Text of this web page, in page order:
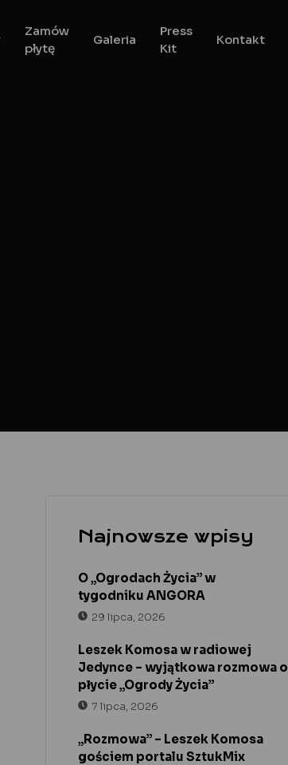
Zamów
płytę
Galeria
Press
Kit
Kontakt
Najnowsze wpisy
O „Ogrodach Życia” w
tygodniku ANGORA
29 lipca, 2026
Leszek Komosa w radiowej
Jedynce – wyjątkowa rozmowa o
płycie „Ogrody Życia”
7 lipca, 2026
„Rozmowa” – Leszek Komosa
gościem portalu SztukMix